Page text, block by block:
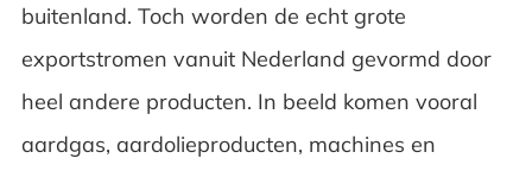
buitenland. Toch worden de echt grote
exportstromen vanuit Nederland gevormd door
heel andere producten. In beeld komen vooral
aardgas, aardolieproducten, machines en